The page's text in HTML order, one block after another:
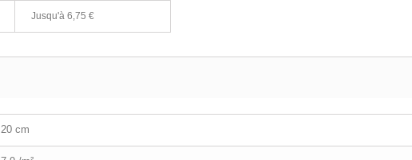
Jusqu'à 6,75 €
20 cm